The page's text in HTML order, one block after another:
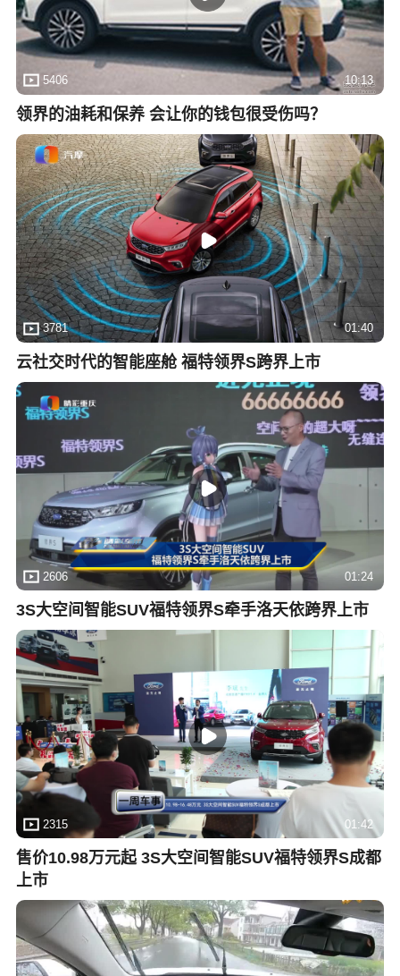
5406 10:13
领界的油耗和保养 会让你的钱包很受伤吗？
3781 01:40
云社交时代的智能座舱 福特领界S跨界上市
2606 01:24
3S大空间智能SUV福特领界S牵手洛天依跨界上市
2315 01:42
售价10.98万元起 3S大空间智能SUV福特领界S成都
上市